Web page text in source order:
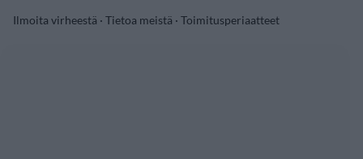
Ilmoita virheestä · Tietoa meistä · Toimitusperiaatteet